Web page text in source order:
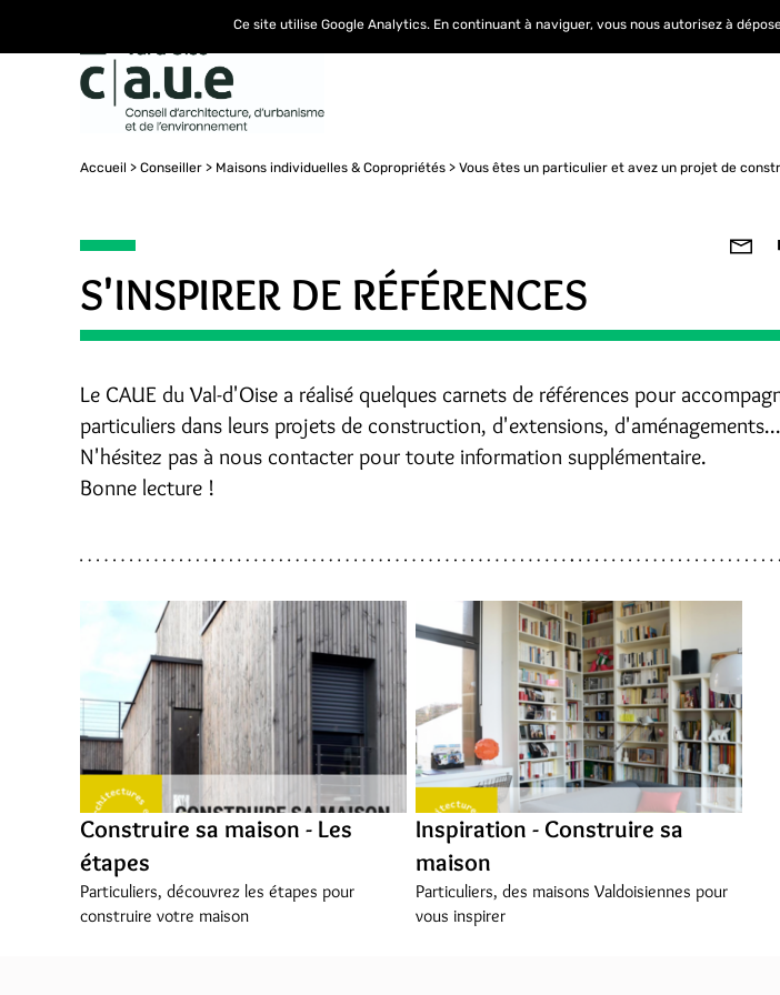
Accueil Conseiller Maisons individuelles & Copropriétés Vous êtes un particulier et avez un projet de
S'INSPIRER DE RÉFÉRENCES
Le CAUE du Val-d'Oise a réalisé quelques carnets de références pour
particuliers dans leurs projets de construction, d'extensions, d'aménagements...
N'hésitez pas à nous contacter pour toute information supplémentaire.
Bonne lecture !
Construire sa maison - Les
étapes
Particuliers, découvrez les étapes pour
construire votre maison
Inspiration - Construire sa
maison
Particuliers, des maisons Valdoisiennes pour
vous inspirer
Ce site utilise Google Analytics. En continuant à naviguer, vous nous autorisez à